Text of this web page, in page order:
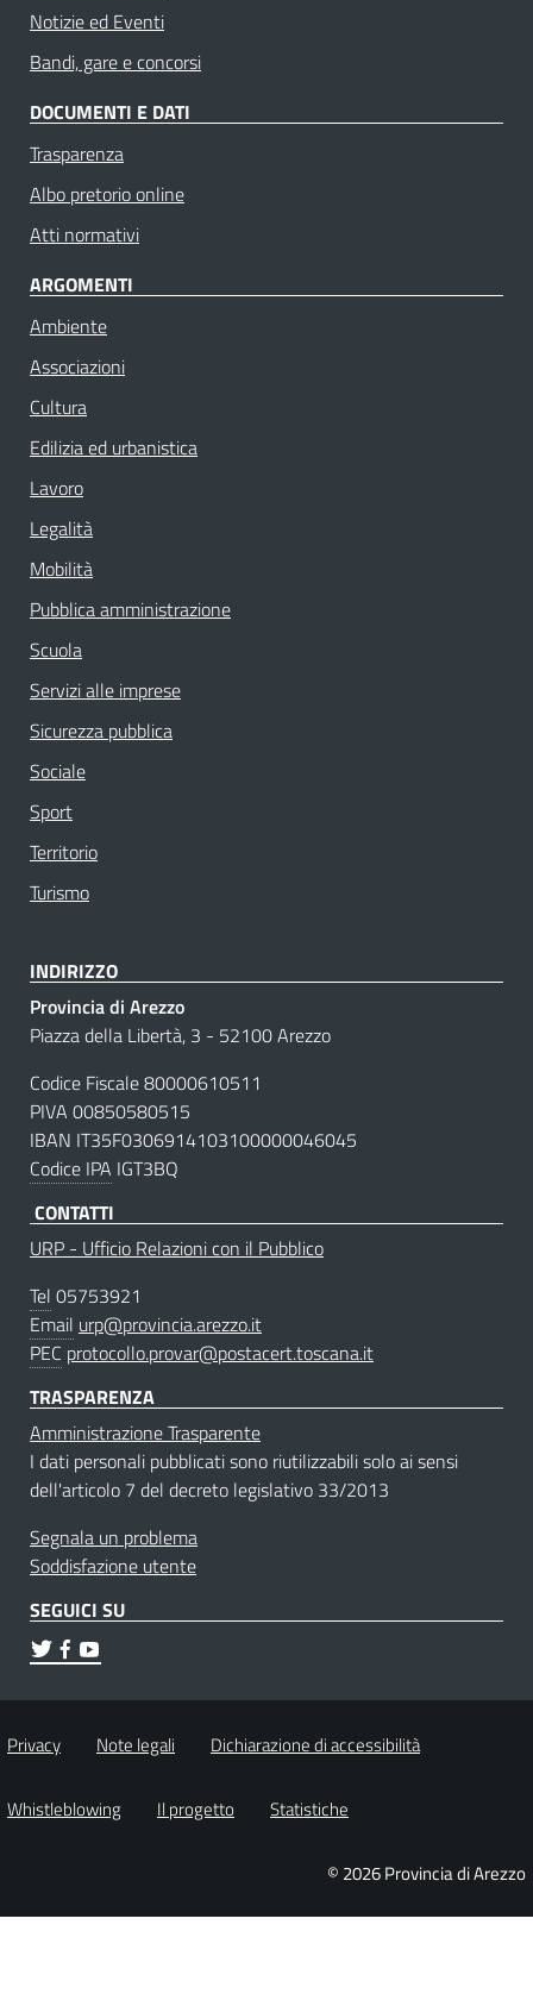
Notizie ed Eventi
Bandi, gare e concorsi
DOCUMENTI E DATI
Trasparenza
Albo pretorio online
Atti normativi
ARGOMENTI
Ambiente
Associazioni
Cultura
Edilizia ed urbanistica
Lavoro
Legalità
Mobilità
Pubblica amministrazione
Scuola
Servizi alle imprese
Sicurezza pubblica
Sociale
Sport
Territorio
Turismo
INDIRIZZO
Provincia di Arezzo
Piazza della Libertà, 3 - 52100 Arezzo
Codice Fiscale 80000610511
PIVA 00850580515
IBAN IT35F0306914103100000046045
Codice IPA IGT3BQ
CONTATTI
URP - Ufficio Relazioni con il Pubblico
Tel 05753921
Email urp@provincia.arezzo.it
PEC protocollo.provar@postacert.toscana.it
TRASPARENZA
Amministrazione Trasparente
I dati personali pubblicati sono riutilizzabili solo ai sensi
dell'articolo 7 del decreto legislativo 33/2013
Segnala un problema
Soddisfazione utente
SEGUICI SU
Privacy Note legali Dichiarazione di accessibilità
Whistleblowing Il progetto Statistiche
© 2026 Provincia di Arezzo